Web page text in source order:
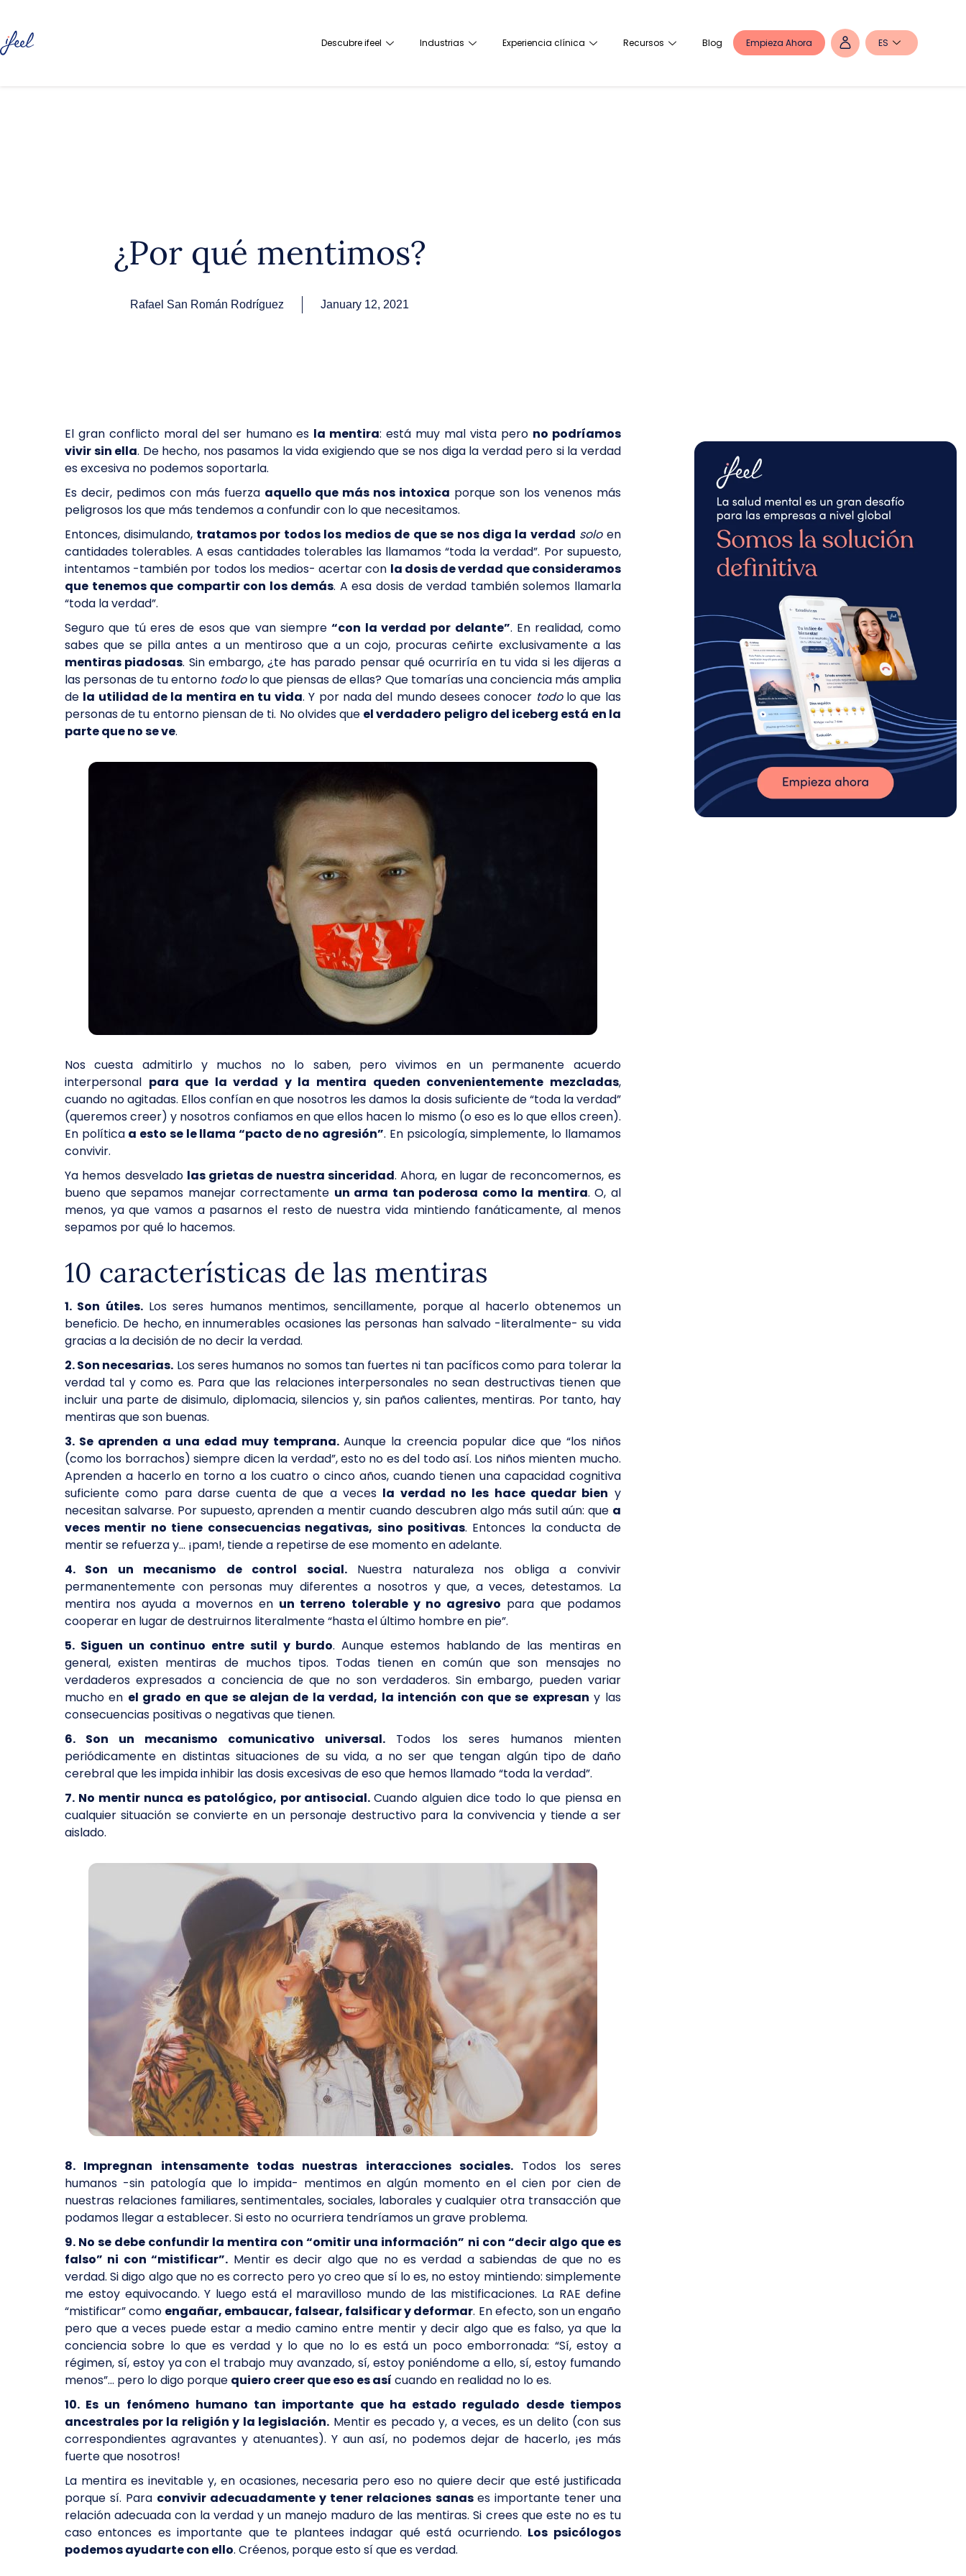
Descubre ifeel Industrias Experiencia clínica Recursos Blog Empieza Ahora ES
¿Por qué mentimos?
Rafael San Román Rodríguez January 12, 2021
El gran conflicto moral del ser humano es la mentira: está muy mal vista pero no podríamos
vivir sin ella. De hecho, nos pasamos la vida exigiendo que se nos diga la verdad pero si la verdad
es excesiva no podemos soportarla.
Es decir, pedimos con más fuerza aquello que más nos intoxica porque son los venenos más
peligrosos los que más tendemos a confundir con lo que necesitamos.
Entonces, disimulando, tratamos por todos los medios de que se nos diga la verdad soloen
cantidades tolerables. A esas cantidades tolerables las llamamos “toda la verdad”. Por supuesto,
intentamos -también por todos los medios- acertar con la dosis de verdad que consideramos
que tenemos que compartir con los demás. A esa dosis de verdad también solemos llamarla
“toda la verdad”.
Seguro que tú eres de esos que van siempre“con la verdad por delante”. En realidad, como
sabes que se pilla antes a un mentiroso que a un cojo, procuras ceñirte exclusivamente a las
mentiras piadosas. Sin embargo, ¿te has parado pensar qué ocurriría en tu vida si les dijeras a
las personas de tu entorno todolo que piensas de ellas? Que tomarías una conciencia más amplia
de la utilidad de la mentira en tu vida. Y por nada del mundo desees conocer todolo que las
personas de tu entorno piensan de ti. No olvides que el verdadero peligro del iceberg está en la
parte que no se ve.
Nos cuesta admitirlo y muchos no lo saben, pero vivimos en un permanente acuerdo
interpersonal para que la verdad y la mentira queden convenientemente mezcladas,
cuando no agitadas. Ellos confían en que nosotros les damos la dosis suficiente de “toda la verdad”
(queremos creer) y nosotros confiamos en que ellos hacen lo mismo (o eso es lo que ellos creen).
En política a esto se le llama “pacto de no agresión”. En psicología, simplemente, lo llamamos
convivir.
Ya hemos desvelado las grietas de nuestra sinceridad. Ahora, en lugar de reconcomernos, es
bueno que sepamos manejar correctamente un arma tan poderosa como la mentira. O, al
menos, ya que vamos a pasarnos el resto de nuestra vida mintiendo fanáticamente, al menos
sepamos por qué lo hacemos.
10 características de las mentiras
1. Son útiles.Los seres humanos mentimos, sencillamente, porque al hacerlo obtenemos un
beneficio. De hecho, en innumerables ocasiones las personas han salvado -literalmente- su vida
gracias a la decisión de no decir la verdad.
2. Son necesarias. Los seres humanos no somos tan fuertes ni tan pacíficos como para tolerar la
verdad tal y como es. Para que las relaciones interpersonales no sean destructivas tienen que
incluir una parte de disimulo, diplomacia, silencios y, sin paños calientes, mentiras. Por tanto, hay
mentiras que son buenas.
3. Se aprenden a una edad muy temprana.Aunque la creencia popular dice que “los niños
(como los borrachos) siempre dicen la verdad”, esto no es del todo así. Los niños mienten mucho.
Aprenden a hacerlo en torno a los cuatro o cinco años, cuando tienen una capacidad cognitiva
suficiente como para darse cuenta de que a veces la verdad no les hace quedar bien y
necesitan salvarse. Por supuesto, aprenden a mentir cuando descubren algo más sutil aún: que a
veces mentir no tiene consecuencias negativas, sino positivas. Entonces la conducta de
mentir se refuerza y… ¡pam!, tiende a repetirse de ese momento en adelante.
4. Son un mecanismo de control social.Nuestra naturaleza nos obliga a convivir
permanentemente con personas muy diferentes a nosotros y que, a veces, detestamos. La
mentira nos ayuda a movernos en un terreno tolerable y no agresivo para que podamos
cooperar en lugar de destruirnos literalmente “hasta el último hombre en pie”.
5. Siguen un continuo entre sutil y burdo. Aunque estemos hablando de las mentiras en
general, existen mentiras de muchos tipos. Todas tienen en común que son mensajes no
verdaderos expresados a conciencia de que no son verdaderos. Sin embargo, pueden variar
mucho en el grado en que se alejan de la verdad, la intención con que se expresan y las
consecuencias positivas o negativas que tienen.
6. Son un mecanismo comunicativo universal. Todos los seres humanos mienten
periódicamente en distintas situaciones de su vida, a no ser que tengan algún tipo de daño
cerebral que les impida inhibir las dosis excesivas de eso que hemos llamado “toda la verdad”.
7. No mentir nunca es patológico, por antisocial.Cuando alguien dice todo lo que piensa en
cualquier situación se convierte en un personaje destructivo para la convivencia y tiende a ser
aislado.
8. Impregnan intensamente todas nuestras interacciones sociales.Todos los seres
humanos -sin patología que lo impida- mentimos en algún momento en el cien por cien de
nuestras relaciones familiares, sentimentales, sociales, laborales y cualquier otra transacción que
podamos llegar a establecer. Si esto no ocurriera tendríamos un grave problema.
9. No se debe confundir la mentira con “omitir una información” ni con “decir algo que es
falso” ni con “mistificar”. Mentir es decir algo que no es verdad a sabiendas de que no es
verdad. Si digo algo que no es correcto pero yo creo que sí lo es, no estoy mintiendo: simplemente
me estoy equivocando. Y luego está el maravilloso mundo de las mistificaciones. La RAE define
“mistificar” como engañar, embaucar, falsear, falsificar y deformar. En efecto, son un engaño
pero que a veces puede estar a medio camino entre mentir y decir algo que es falso, ya que la
conciencia sobre lo que es verdad y lo que no lo es está un poco emborronada: “Sí, estoy a
régimen, sí, estoy ya con el trabajo muy avanzado, sí, estoy poniéndome a ello, sí, estoy fumando
menos”… pero lo digo porque quiero creer que eso es así cuando en realidad no lo es.
10. Es un fenómeno humano tan importante que ha estado regulado desde tiempos
ancestrales por la religión y la legislación. Mentir es pecado y, a veces, es un delito (con sus
correspondientes agravantes y atenuantes). Y aun así, no podemos dejar de hacerlo, ¡es más
fuerte que nosotros!
La mentira es inevitable y, en ocasiones, necesaria pero eso no quiere decir que esté justificada
porque sí. Para convivir adecuadamente y tener relaciones sanas es importante tener una
relación adecuada con la verdad y un manejo maduro de las mentiras. Si crees que este no es tu
caso entonces es importante que te plantees indagar qué está ocurriendo. Los psicólogos
podemos ayudarte con ello. Créenos, porque esto sí que es verdad.